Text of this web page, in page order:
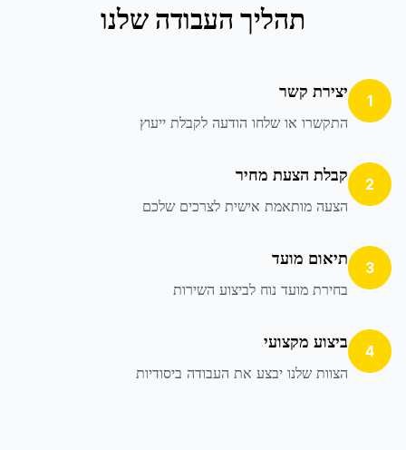
תהליך העבודה שלנו
1 יצירת קשר
התקשרו או שלחו הודעה לקבלת ייעוץ
2 קבלת הצעת מחיר
הצעה מותאמת אישית לצרכים שלכם
3 תיאום מועד
בחירת מועד נוח לביצוע השירות
4 ביצוע מקצועי
הצוות שלנו יבצע את העבודה ביסודיות